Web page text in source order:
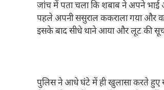
जांच में पता चला कि शबाब ने अपने
पहले अपनी ससुराल ककराला गया और
इसके बाद सीधे थाने आया और लूट की
पुलिस ने आधे घंटे में ही खुलासा करते हुए